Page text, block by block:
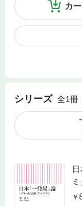
カ
シリーズ 全1冊